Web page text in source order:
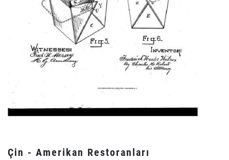
Çin - Amerikan Restoranları